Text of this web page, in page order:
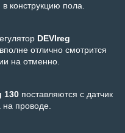
конструкцию пола.
DEVIreg
полне отлично смотрится
на отменно.
130 поставляются с датчик
проводе.